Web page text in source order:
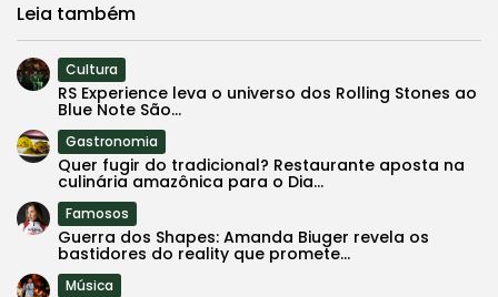
Leia também
Cultura
RS Experience leva o universo dos Rolling Stones ao
Blue Note São...
Gastronomia
Quer fugir do tradicional? Restaurante aposta na
culinária amazônica para o Dia...
Famosos
Guerra dos Shapes: Amanda Biuger revela os
bastidores do reality que promete...
Música